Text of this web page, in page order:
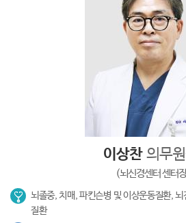
이상찬 의무
(뇌신경센터 센터
뇌졸중, 치매, 파킨슨병 및 이상운동질환,
질환